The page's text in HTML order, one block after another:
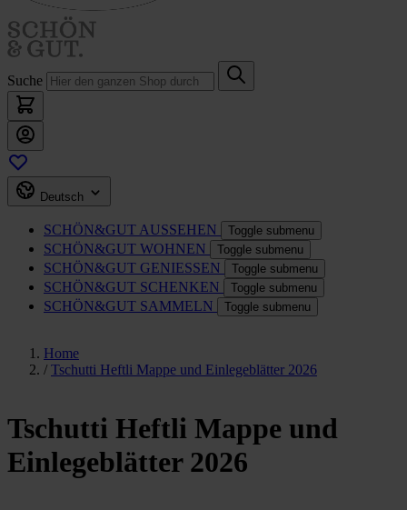
Suche
Deutsch
SCHÖN&GUT AUSSEHEN Toggle submenu
SCHÖN&GUT WOHNEN Toggle submenu
SCHÖN&GUT GENIESSEN Toggle submenu
SCHÖN&GUT SCHENKEN Toggle submenu
SCHÖN&GUT SAMMELN Toggle submenu
Home
/ Tschutti Heftli Mappe und Einlegeblätter 2026
Tschutti Heftli Mappe und
Einlegeblätter 2026